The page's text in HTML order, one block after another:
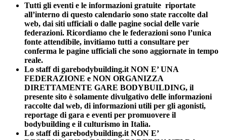
Tutti gli eventi e le informazioni gratuite riportate
all’interno di questo calendario sono state raccolte dal
web, dai siti ufficiali o dalle pagine social delle varie
federazioni. Ricordiamo che le federazioni sono l’unica
fonte attendibile, invitiamo tutti a consultare per
conferma le pagine ufficiali che sono aggiornate in tempo
reale.
Lo staff di garebodybuilding.it NON E’ UNA
FEDERAZIONE e NON ORGANIZZA
DIRETTAMENTE GARE BODYBUILDING, il
presente sito è solamente divulgativo delle informazioni
raccolte dal web, di informazioni utili per gli agonisti,
reportage di gara e eventi per promuovere il
bodybuilding e il culturismo in Italia.
Lo staff di garebodybuilding.it NON E’